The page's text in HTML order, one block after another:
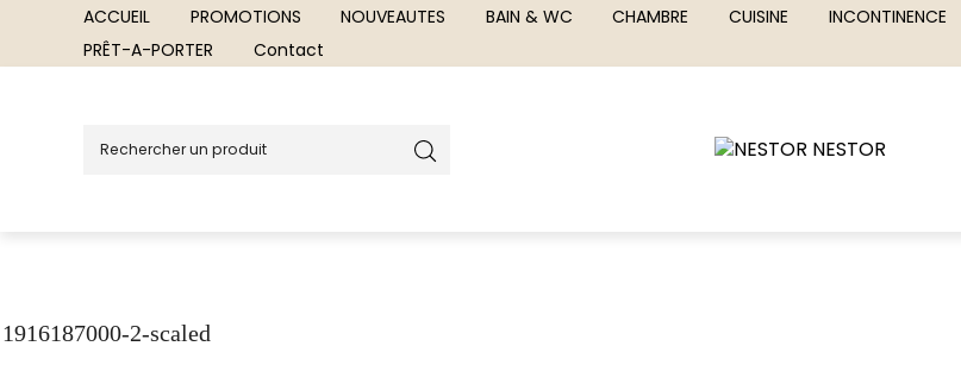
ACCUEIL PROMOTIONS NOUVEAUTES BAIN & WC CHAMBRE CUISINE INCONTINENCE
PRÊT-A-PORTER
Contact
1916187000-2-scaled